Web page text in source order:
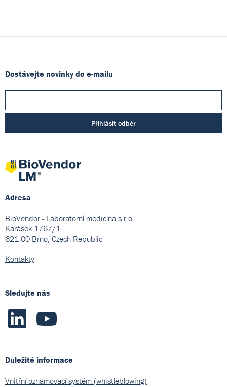
Dostávejte novinky do e-mailu
Přihlásit odběr
Adresa
BioVendor - Laboratorní medicína s.r.o.
Karásek 1767/1
621 00 Brno, Czech Republic
Kontakty
Sledujte nás
Důležité informace
Vnitřní oznamovací systém (whistleblowing)